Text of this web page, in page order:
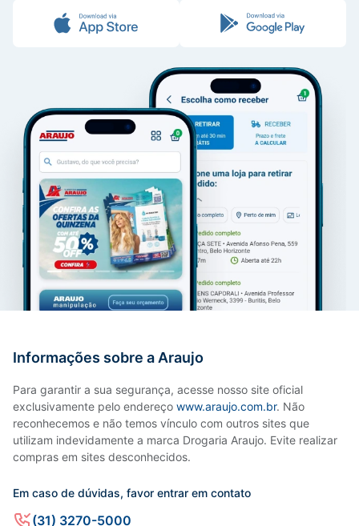
Informações sobre a Araujo
Para garantir a sua segurança, acesse nosso site oficial
exclusivamente pelo endereço www.araujo.com.br. Não
reconhecemos e não temos vínculo com outros sites que
utilizam indevidamente a marca Drogaria Araujo. Evite realizar
compras em sites desconhecidos.
Em caso de dúvidas, favor entrar em contato
(31) 3270-5000